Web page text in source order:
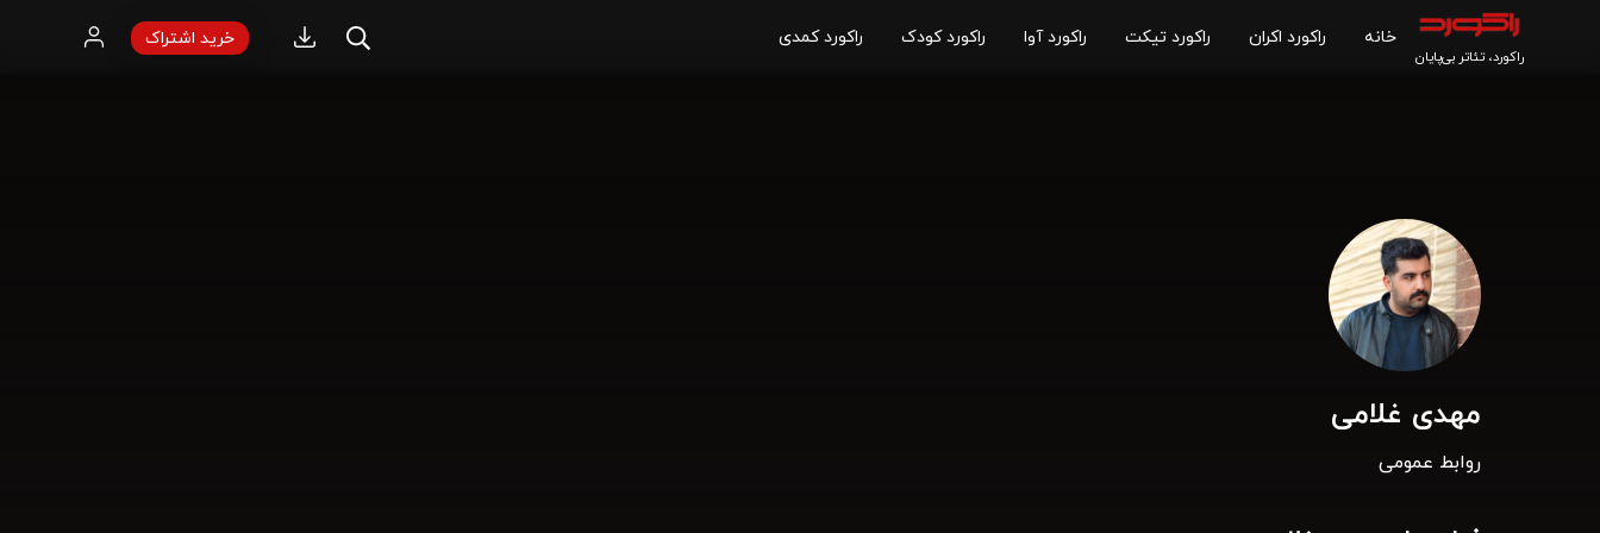
راکورد، تئاتر بی‌پایان
خانه راکورد اکران راکورد تیکت راکورد آوا راکورد کودک راکورد کمدی خرید اشتراک
مهدی غلامی
روابط عمومی